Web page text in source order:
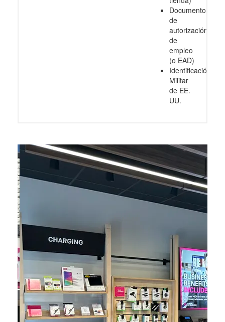
Documento
de
autorización
de
empleo
(o EAD)
Identificación
Militar
de EE.
UU.